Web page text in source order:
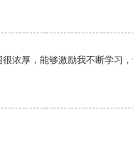
浓厚，能够激励我不断学习